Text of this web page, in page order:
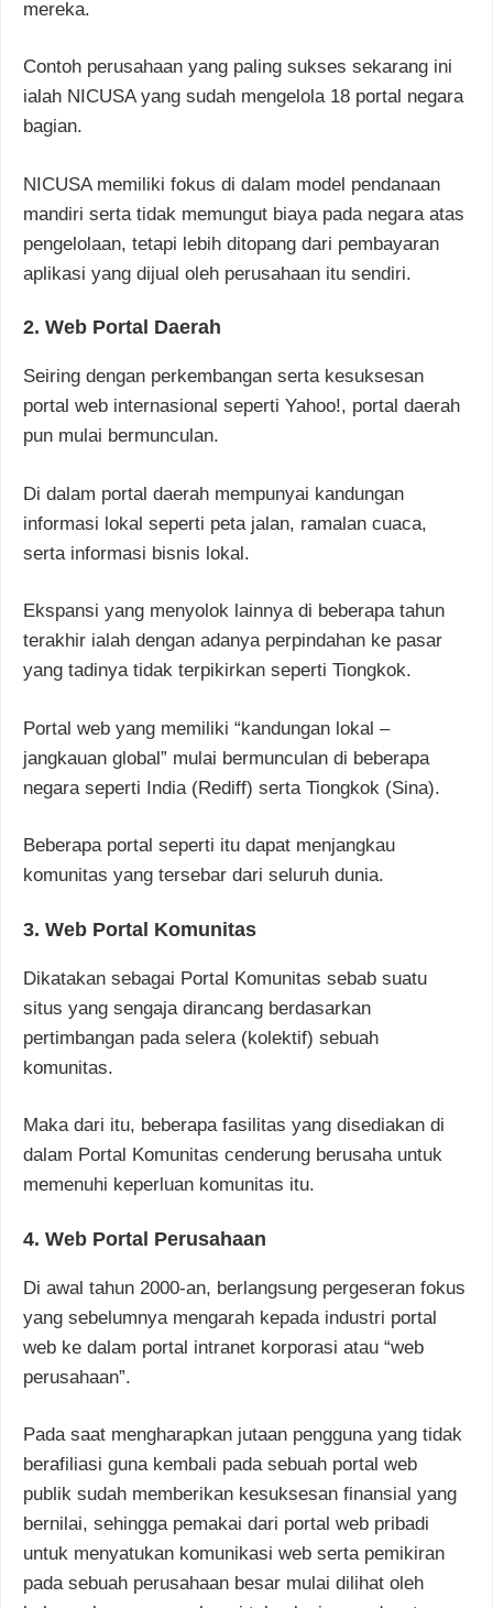
mereka.
Contoh perusahaan yang paling sukses sekarang ini
ialah NICUSA yang sudah mengelola 18 portal negara
bagian.
NICUSA memiliki fokus di dalam model pendanaan
mandiri serta tidak memungut biaya pada negara atas
pengelolaan, tetapi lebih ditopang dari pembayaran
aplikasi yang dijual oleh perusahaan itu sendiri.
2. Web Portal Daerah
Seiring dengan perkembangan serta kesuksesan
portal web internasional seperti Yahoo!, portal daerah
pun mulai bermunculan.
Di dalam portal daerah mempunyai kandungan
informasi lokal seperti peta jalan, ramalan cuaca,
serta informasi bisnis lokal.
Ekspansi yang menyolok lainnya di beberapa tahun
terakhir ialah dengan adanya perpindahan ke pasar
yang tadinya tidak terpikirkan seperti Tiongkok.
Portal web yang memiliki “kandungan lokal –
jangkauan global” mulai bermunculan di beberapa
negara seperti India (Rediff) serta Tiongkok (Sina).
Beberapa portal seperti itu dapat menjangkau
komunitas yang tersebar dari seluruh dunia.
3. Web Portal Komunitas
Dikatakan sebagai Portal Komunitas sebab suatu
situs yang sengaja dirancang berdasarkan
pertimbangan pada selera (kolektif) sebuah
komunitas.
Maka dari itu, beberapa fasilitas yang disediakan di
dalam Portal Komunitas cenderung berusaha untuk
memenuhi keperluan komunitas itu.
4. Web Portal Perusahaan
Di awal tahun 2000-an, berlangsung pergeseran fokus
yang sebelumnya mengarah kepada industri portal
web ke dalam portal intranet korporasi atau “web
perusahaan”.
Pada saat mengharapkan jutaan pengguna yang tidak
berafiliasi guna kembali pada sebuah portal web
publik sudah memberikan kesuksesan finansial yang
bernilai, sehingga pemakai dari portal web pribadi
untuk menyatukan komunikasi web serta pemikiran
pada sebuah perusahaan besar mulai dilihat oleh